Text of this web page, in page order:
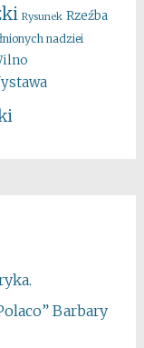
Rysunek Rzeźba
nadziei
Barbary